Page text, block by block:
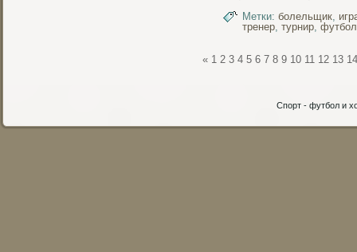
Метки: болельщик,
тренер, турнир, футбол
« 1 2 3 4 5 6 7 8 9 10 11 12 13 14
Спорт - футбол и